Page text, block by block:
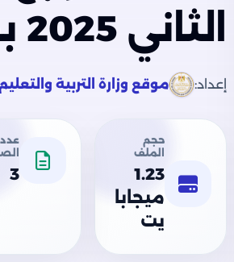
الثاني 2025 بصيغة PDF
إعداد: موقع وزارة التربية والتعليم
حجم
الملف
1.23
ميجابا
يت
عدد
3